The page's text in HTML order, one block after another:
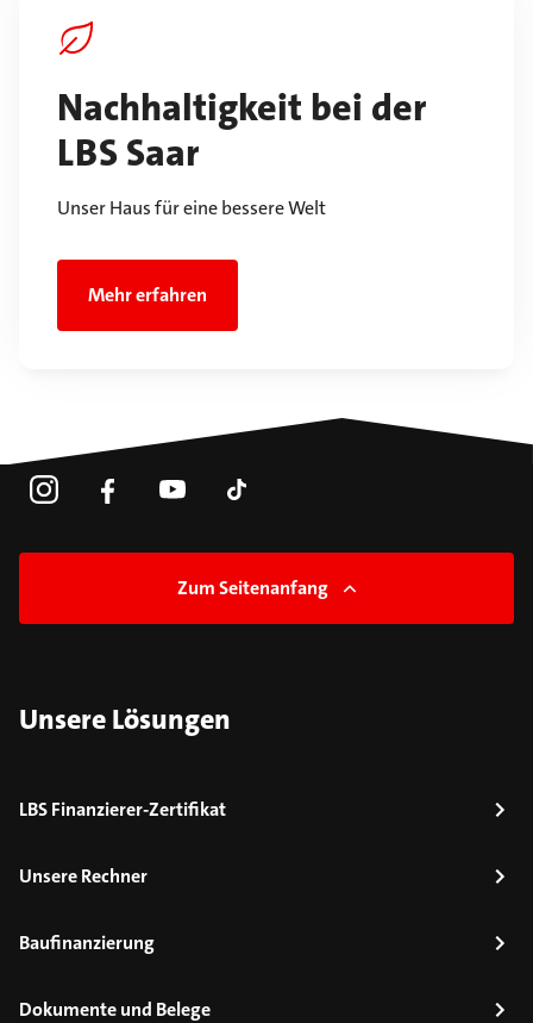
Nachhaltigkeit bei der
LBS Saar
Unser Haus für eine bessere Welt
Mehr erfahren
Zum Seitenanfang
Unsere Lösungen
LBS Finanzierer-Zertifikat
Unsere Rechner
Baufinanzierung
Dokumente und Belege